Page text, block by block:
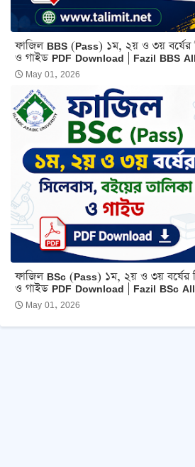
ফাজিল BBS (Pass) ১ম, ২য় ও ৩য় বর্ষের
ও গাইড PDF Download | Fazil BBS
May 01, 2026
ফাজিল BSc (Pass) ১ম, ২য় ও ৩য় বর্ষের
ও গাইড PDF Download | Fazil BSc
May 01, 2026